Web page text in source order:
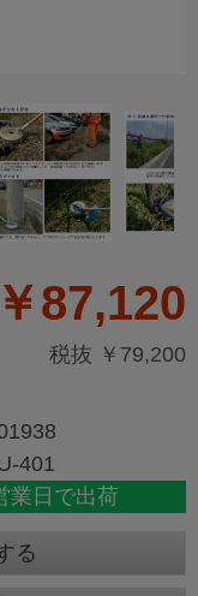
￥87,120
税抜 ￥79,200
401
業日で出荷
る